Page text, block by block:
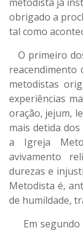
obrigado a
tal como
O primeiro
reacendimento
metodistas
experiências
oração, jejum,
mais detida
a Igreja
avivamento
durezas e
Metodista é,
de humildade,
Em segundo